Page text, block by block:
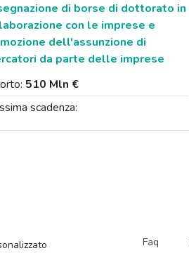
di borse di dottorato in
con le imprese e
dell'assunzione di
da parte delle imprese
510 Mln €
scadenza:
Faq